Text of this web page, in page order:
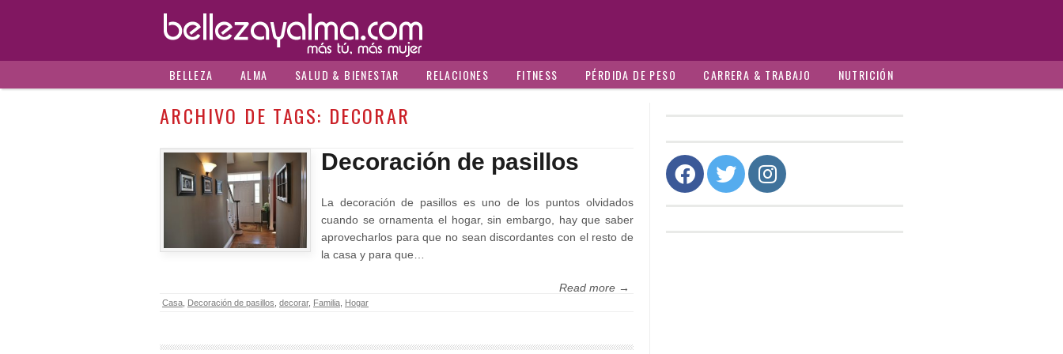
BELLEZA ALMA SALUD & BIENESTAR RELACIONES FITNESS PÉRDIDA DE PESO CARRERA & TRABAJO NUTRICIÓN
ARCHIVO DE TAGS: DECORAR
Decoración de pasillos
La decoración de pasillos es uno de los puntos olvidados
cuando se ornamenta el hogar, sin embargo, hay que saber
aprovecharlos para que no sean discordantes con el resto de
la casa y para que…
Read more →
Casa Decoración de pasillos decorar, Familia Hogar